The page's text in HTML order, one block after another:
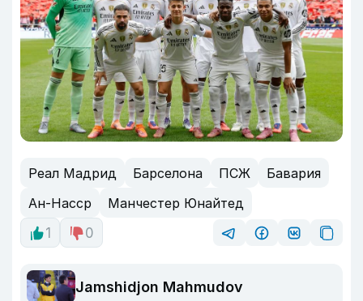
Реал Мадрид Барселона ПСЖ
Бавария
Ан-Насср
Манчестер Юнайтед
1
0
Jamshidjon Mahmudov